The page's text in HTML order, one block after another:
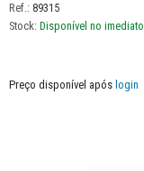
Ref.: 89315
Stock: Disponível no imediato
Preço disponível após login